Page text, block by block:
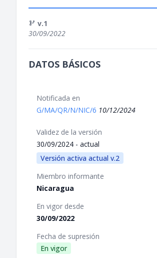
v.1
30/09/2022
DATOS BÁSICOS
Notificada en
G/MA/QR/N/NIC/6 10/12/2024
Validez de la versión
30/09/2024 - actual
Versión activa actual v.2
Miembro informante
Nicaragua
En vigor desde
30/09/2022
Fecha de supresión
En vigor